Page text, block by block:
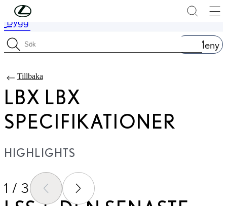
Hoppa till huvudinnehåll
Pris uppdaterat Priset för din konfiguration är Från 354 900 kr
Bygg
Sök specifikationer
Meny
Tillbaka
LBX LBX
SPECIFIKATIONER
HIGHLIGHTS
1 / 3 FÖREGÅENDE BILD
NÄSTA BILD